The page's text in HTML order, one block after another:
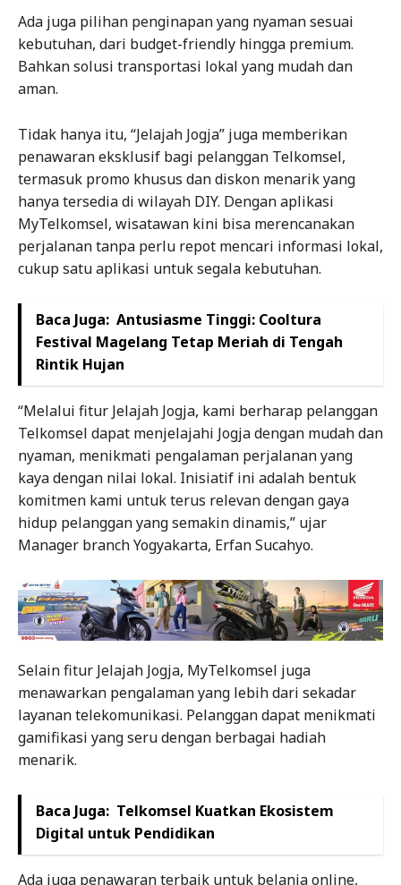
Ada juga pilihan penginapan yang nyaman sesuai
kebutuhan, dari budget-friendly hingga premium.
Bahkan solusi transportasi lokal yang mudah dan
aman.
Tidak hanya itu, “Jelajah Jogja” juga memberikan
penawaran eksklusif bagi pelanggan Telkomsel,
termasuk promo khusus dan diskon menarik yang
hanya tersedia di wilayah DIY. Dengan aplikasi
MyTelkomsel, wisatawan kini bisa merencanakan
perjalanan tanpa perlu repot mencari informasi lokal,
cukup satu aplikasi untuk segala kebutuhan.
Baca Juga: Antusiasme Tinggi: Cooltura
Festival Magelang Tetap Meriah di Tengah
Rintik Hujan
“Melalui fitur Jelajah Jogja, kami berharap pelanggan
Telkomsel dapat menjelajahi Jogja dengan mudah dan
nyaman, menikmati pengalaman perjalanan yang
kaya dengan nilai lokal. Inisiatif ini adalah bentuk
komitmen kami untuk terus relevan dengan gaya
hidup pelanggan yang semakin dinamis,” ujar
Manager branch Yogyakarta, Erfan Sucahyo.
Selain fitur Jelajah Jogja, MyTelkomsel juga
menawarkan pengalaman yang lebih dari sekadar
layanan telekomunikasi. Pelanggan dapat menikmati
gamifikasi yang seru dengan berbagai hadiah
menarik.
Baca Juga: Telkomsel Kuatkan Ekosistem
Digital untuk Pendidikan
Ada juga penawaran terbaik untuk belanja online,